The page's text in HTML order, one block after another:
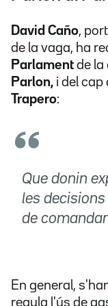
David Caño,
de la vaga, ha
Parlament de la
Parlon, i del cap
Trapero:
Que donin
les
de
En general,
regula l'ús de